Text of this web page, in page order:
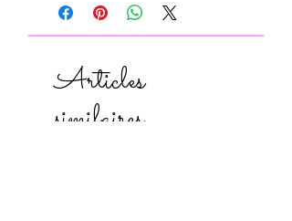
Articles
similaires